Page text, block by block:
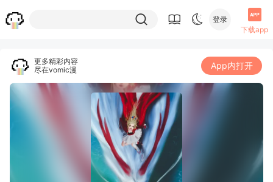
登录
下载app
更多精彩内容
尽在vomic漫
App内打开